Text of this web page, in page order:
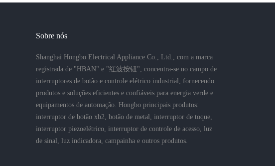
Sobre nós
Shanghai Hongbo Electrical Appliance Co., Ltd., com a marca
registrada de "HBAN" e "红波按钮", concentra-se no campo de
interruptores de botão e controle elétrico industrial, fornecendo
produtos e soluções eficientes e confiáveis para energia verde e
equipamentos de automação. Hongbo principais produtos:
interruptor de botão xb2, botão de metal, interruptor de toque,
interruptor piezoelétrico, interruptor de controle de acesso, luz
de sinal, luz indicadora, campainha e outros produtos.